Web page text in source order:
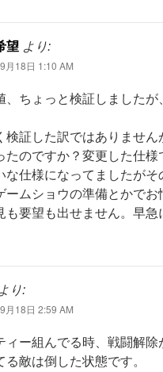
望 より:
月18日 1:10 AM
、ちょっと検証しました
検証した訳ではありませ
たのですか？変更した仕
な仕様になってましたが
ームショウの準備とかで
も要望も出せません。早急
り:
月18日 2:59 AM
ィー組んでる時、戦闘解
る敵は倒した状態です。